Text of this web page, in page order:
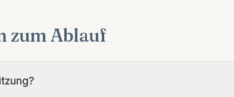
zum Ablauf